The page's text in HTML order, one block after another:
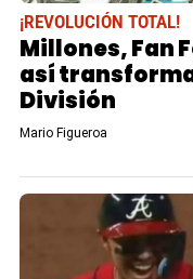
¡REVOLUCIÓN TOTAL!
Millones, Fan
así
División
Mario Figueroa